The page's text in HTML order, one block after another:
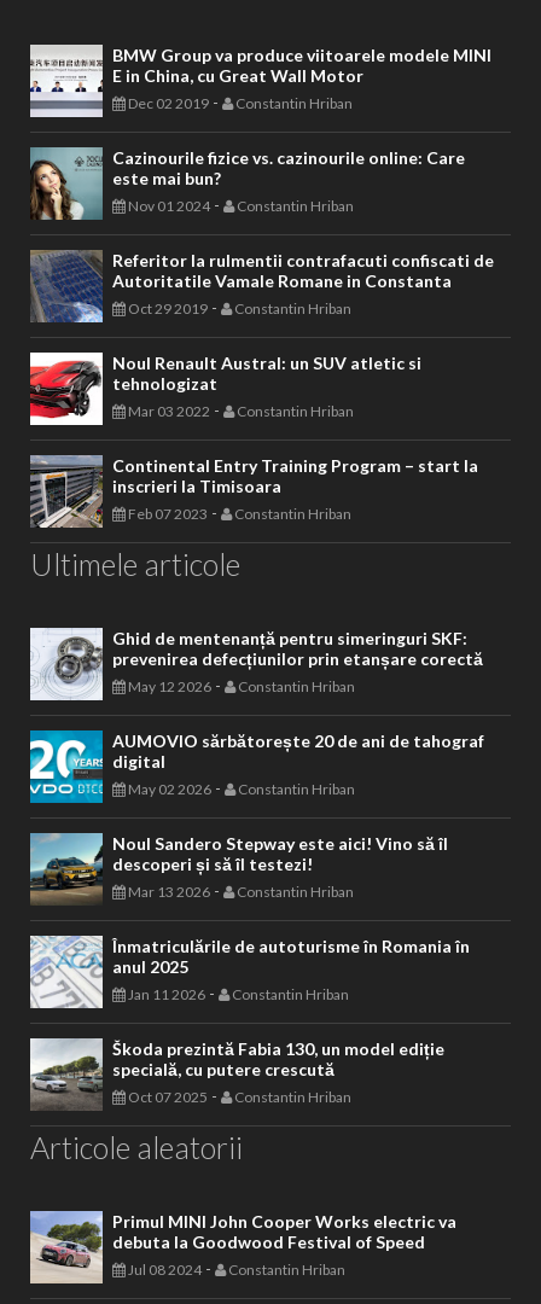
BMW Group va produce viitoarele modele MINI
E in China, cu Great Wall Motor
Dec 02 2019 - Constantin Hriban
Cazinourile fizice vs. cazinourile online: Care
este mai bun?
Nov 01 2024- Constantin Hriban
Referitor la rulmentii contrafacuti confiscati de
Autoritatile Vamale Romane in Constanta
Oct 29 2019 - Constantin Hriban
Noul Renault Austral: un SUV atletic si
tehnologizat
Mar 03 2022 - Constantin Hriban
Continental Entry Training Program – start la
inscrieri la Timisoara
Feb 07 2023 - Constantin Hriban
Ultimele articole
Ghid de mentenanță pentru simeringuri SKF:
prevenirea defecțiunilor prin etanșare corectă
May 12 2026 - Constantin Hriban
AUMOVIO sărbătorește 20 de ani de tahograf
digital
May 02 2026 - Constantin Hriban
Noul Sandero Stepway este aici! Vino să îl
descoperi și să îl testezi!
Mar 13 2026 - Constantin Hriban
Înmatriculările de autoturisme în Romania în
anul 2025
Jan 11 2026 - Constantin Hriban
Škoda prezintă Fabia 130, un model ediție
specială, cu putere crescută
Oct 07 2025 - Constantin Hriban
Articole aleatorii
Primul MINI John Cooper Works electric va
debuta la Goodwood Festival of Speed
Jul 08 2024- Constantin Hriban